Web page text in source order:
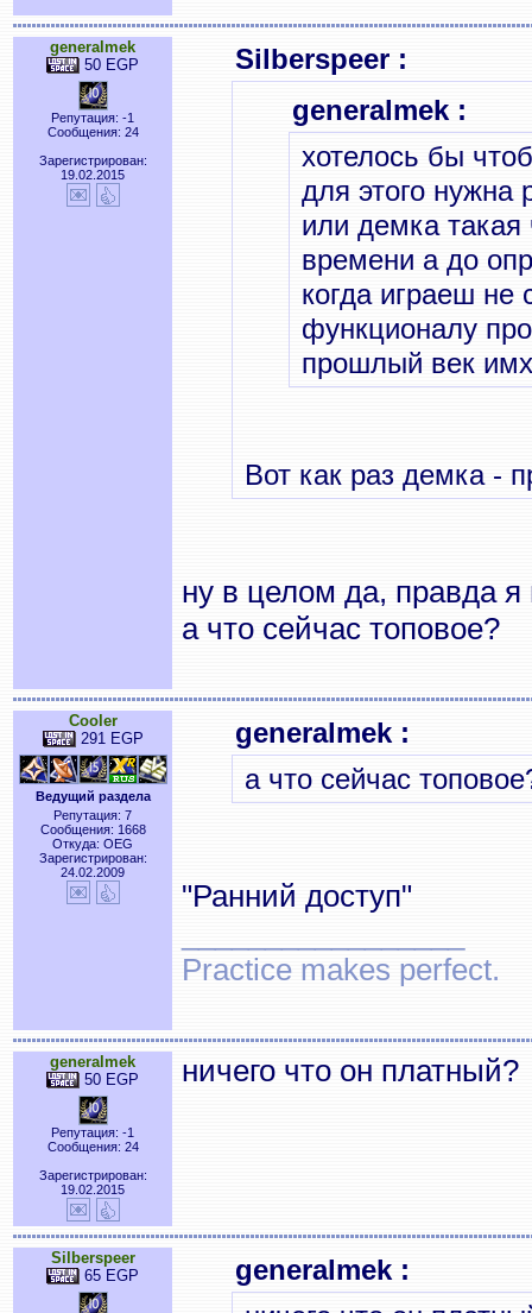
generalmek
50 EGP
Репутация: -1
Сообщения: 24
Зарегистрирован:
19.02.2015
Silberspeer :
generalmek :
хотелось бы
для этого нужна
или демка
времени а до
когда играеш не
функционалу
прошлый век
Вот как раз демка -
ну в целом да, правда
а что сейчас топовое?
Cooler
291 EGP
Ведущий раздела
Репутация: 7
Сообщения: 1668
Откуда: OEG
Зарегистрирован:
24.02.2009
generalmek :
а что сейчас
"Ранний доступ"
Practice makes perfect.
generalmek
50 EGP
Репутация: -1
Сообщения: 24
Зарегистрирован:
19.02.2015
ничего что он платный?
Silberspeer
65 EGP
generalmek :